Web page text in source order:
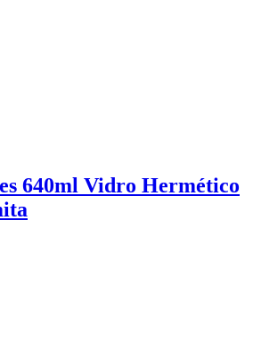
640ml Vidro Hermético